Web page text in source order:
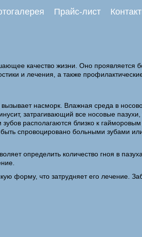
Прайс-лист
качество жизни. Оно
и лечения, а также
насморк. Влажная среда в
затрагивающий все носовые
располагаются близко к
спровоцировано больными зубами
определить количество гноя в
форму, что затрудняет его лечение.